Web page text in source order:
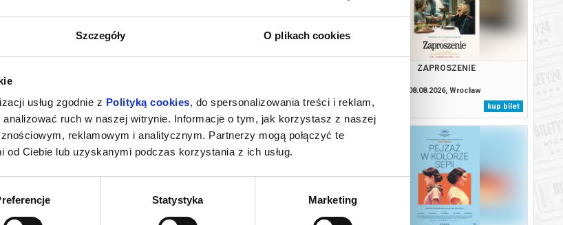
Szczegóły O plikach cookies
usług zgodnie z Polityką cookies, do spersonalizowania treści i reklam,
analizować ruch w naszej witrynie. Informacje o tym, jak korzystasz z naszej
reklamowym i analitycznym. Partnerzy mogą połączyć te
Ciebie lub uzyskanymi podczas korzystania z ich usług.
Statystyka Marketing
kup bilet
kup bilet
ZAPROSZENIE
08.08.2026, Wrocław
kup bilet